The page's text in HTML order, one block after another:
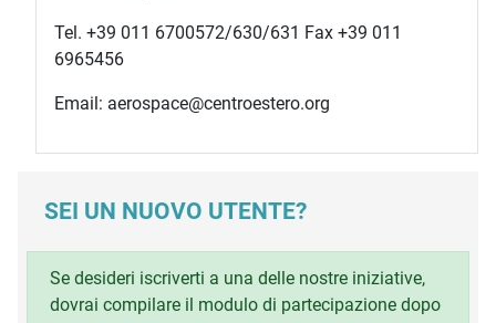
Tel. +39 011 6700572/630/631 Fax +39 011
6965456
Email: aerospace@centroestero.org
SEI UN NUOVO UTENTE?
Se desideri iscriverti a una delle nostre iniziative,
dovrai compilare il modulo di partecipazione dopo